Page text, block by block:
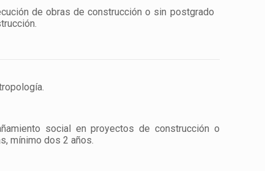
de obras de construcción o sin postgrado
social en proyectos de construcción o
mínimo dos 2 años.